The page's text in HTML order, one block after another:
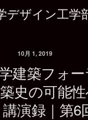
10月 1, 2019
建築フォ
史の可能
演録｜第6